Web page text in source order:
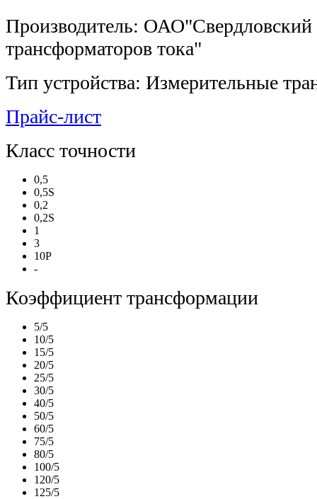
Производитель: ОАО"Свердловский
трансформаторов тока"
Тип устройства: Измерительные
Прайс-лист
Класс точности
0,5
0,5S
0,2
0,2S
1
3
10P
-
Коэффициент трансформации
5/5
10/5
15/5
20/5
25/5
30/5
40/5
50/5
60/5
75/5
80/5
100/5
120/5
125/5